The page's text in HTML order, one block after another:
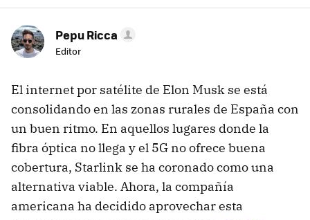
Pepu Ricca
Editor
El internet por satélite de Elon Musk se está
consolidando en las zonas rurales de España con
un buen ritmo. En aquellos lugares donde la
fibra óptica no llega y el 5G no ofrece buena
cobertura, Starlink se ha coronado como una
alternativa viable. Ahora, la compañía
americana ha decidido aprovechar esta